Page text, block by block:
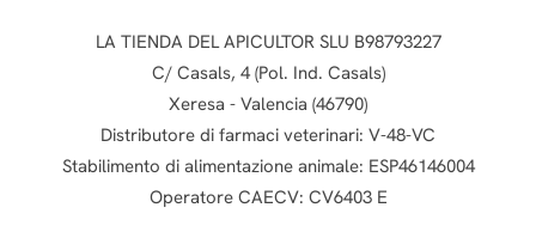
LA TIENDA DEL APICULTOR SLU B98793227
C/ Casals, 4 (Pol. Ind. Casals)
Xeresa - Valencia (46790)
Distributore di farmaci veterinari: V-48-VC
Stabilimento di alimentazione animale: ESP46146004
Operatore CAECV: CV6403 E